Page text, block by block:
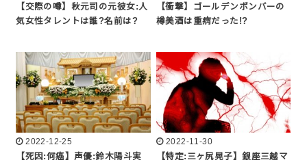
【交際の噂】秋元司の元彼女:人
気女性タレントは誰?名前は?
【衝撃】ゴールデンボンバーの
樽美酒は重病だった!?
2022-12-25
【死因:何癌】声優:鈴木陽斗実
2022-11-30
【特定:三ヶ尻晃子】銀座三越マ